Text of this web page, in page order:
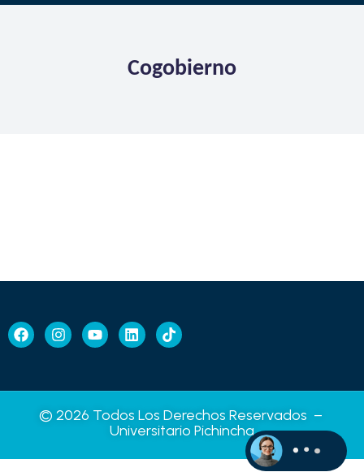
Cogobierno
© 2026 Todos Los Derechos Reservados –
Universitario Pichincha